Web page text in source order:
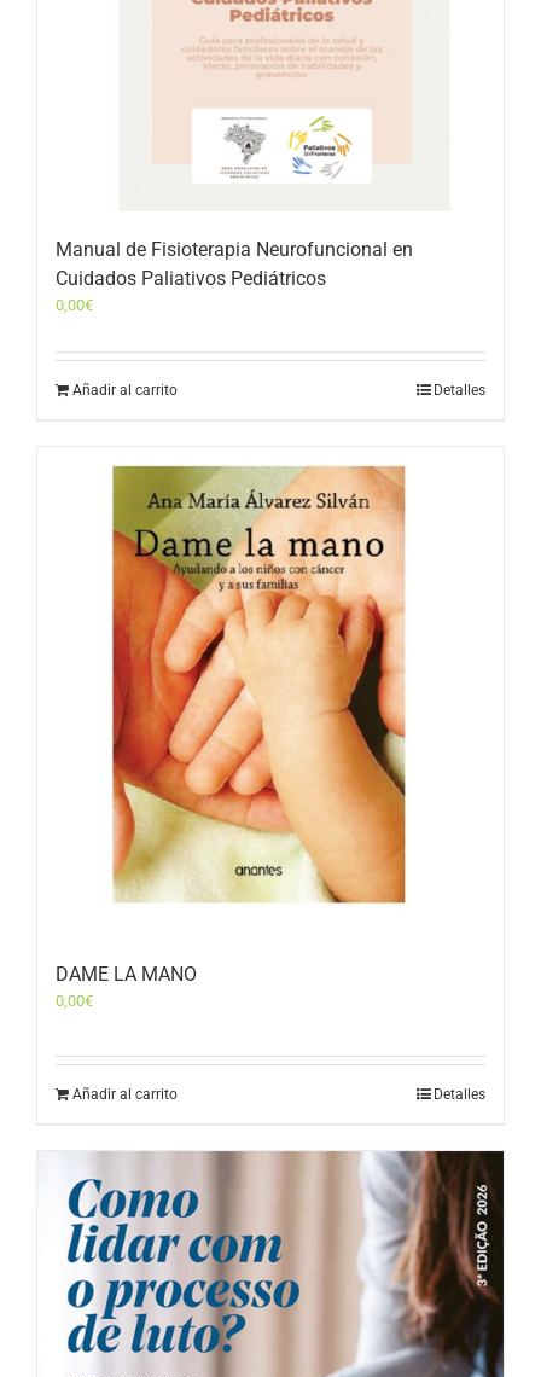
Manual de Fisioterapia Neurofuncional en
Cuidados Paliativos Pediátricos
0,00€
Añadir al carrito Detalles
DAME LA MANO
0,00€
Añadir al carrito Detalles